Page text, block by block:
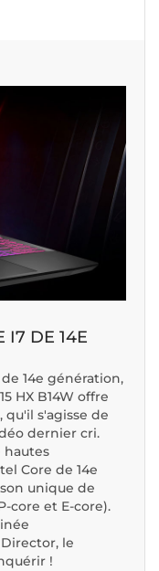
I7 DE 14E
14e génération,
HX B14W offre
s'agisse de
dernier cri.
hautes
Core de 14e
unique de
core et E-core).
le
!